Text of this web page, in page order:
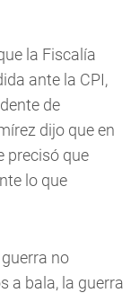
la Fiscalía
ante la CPI,
de
dijo que en
precisó que
lo que
no
a bala, la guerra